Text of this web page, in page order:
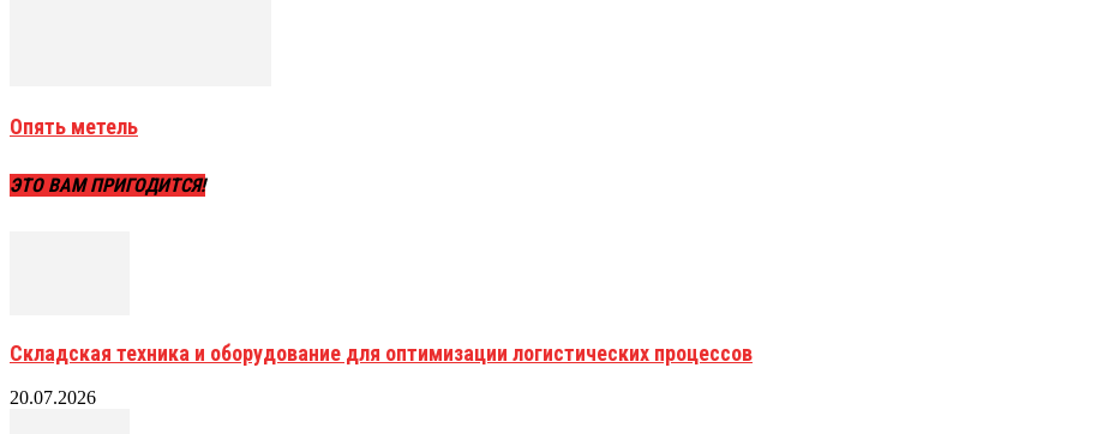
Опять метель
ЭТО ВАМ ПРИГОДИТСЯ!
Складская техника и оборудование для оптимизации логистических процессов
20.07.2026